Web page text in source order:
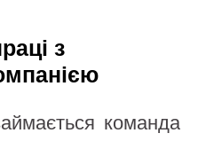
з
команда